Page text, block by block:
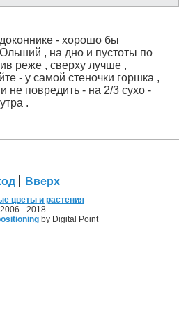
- хорошо бы
, на дно и пустоты по
реже , сверху лучше ,
- у самой стеночки горшка ,
не повредить - на 2/3 сухо -
.
Вверх
цветы и растения
2006 - 2018
by Digital Point